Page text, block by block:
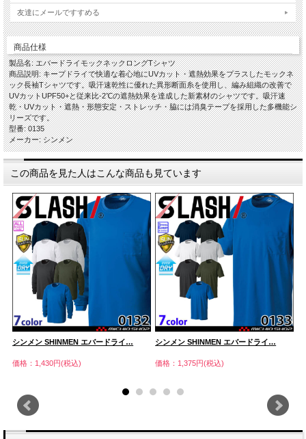
友達にメールですすめる
商品仕様
製品名: エバードライモックネックロングTシャツ
商品説明: キープドライで快適な着心地にUVカット・遮熱効果をプラスしたモックネ
ック長袖Tシャツです。吸汗速乾性に優れた異形断面糸を使用し、編み組織の改善で
UVカットUPF50+と従来比-2℃の遮熱効果を達成した新素材のシャツです。吸汗速
乾・UVカット・遮熱・形態安定・ストレッチ・脇には消臭テープを採用した多機能シ
リーズです。
型番: 0135
メーカー: シンメン
この商品を見た人はこんな商品も見ています
シンメン SHINMEN エバードライ…
価格：1,430円(税込)
シンメン SHINMEN エバードライ…
価格：1,375円(税込)